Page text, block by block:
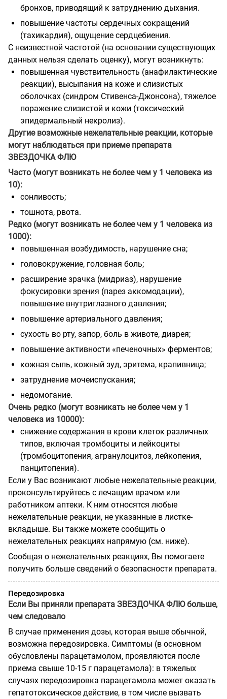
бронхов, приводящий к затруднению дыхания.
повышение частоты сердечных сокращений
(тахикардия), ощущение сердцебиения.
С неизвестной частотой (на основании существующих
данных нельзя сделать оценку), могут возникнуть:
повышенная чувствительность (анафилактические
реакции), высыпания на коже и слизистых
оболочках (синдром Стивенса-Джонсона), тяжелое
поражение слизистой и кожи (токсический
эпидермальный некролиз).
Другие возможные нежелательные реакции, которые
могут наблюдаться при приеме препарата
ЗВЕЗДОЧКА ФЛЮ
Часто (могут возникать не более чем у 1 человека из
10):
сонливость;
тошнота, рвота.
Редко (могут возникать не более чем у 1 человека из
1000):
повышенная возбудимость, нарушение сна;
головокружение, головная боль;
расширение зрачка (мидриаз), нарушение
фокусировки зрения (парез аккомодации),
повышение внутриглазного давления;
повышение артериального давления;
сухость во рту, запор, боль в животе, диарея;
повышение активности «печеночных» ферментов;
кожная сыпь, кожный зуд, эритема, крапивница;
затруднение мочеиспускания;
недомогание.
Очень редко (могут возникать не более чем у 1
человека из 10000):
снижение содержания в крови клеток различных
типов, включая тромбоциты и лейкоциты
(тромбоцитопения, агранулоцитоз, лейкопения,
панцитопения).
Если у Вас возникают любые нежелательные реакции,
проконсультируйтесь с лечащим врачом или
работником аптеки. К ним относятся любые
нежелательные реакции, не указанные в листке-
вкладыше. Вы также можете сообщить о
нежелательных реакциях напрямую (см. ниже).
Сообщая о нежелательных реакциях, Вы помогаете
получить больше сведений о безопасности препарата.
Передозировка
Если Вы приняли препарата ЗВЕЗДОЧКА ФЛЮ больше,
чем следовало
В случае применения дозы, которая выше обычной,
возможна передозировка. Симптомы (в основном
обусловлены парацетамолом, проявляются после
приема свыше 10-15 г парацетамола): в тяжелых
случаях передозировка парацетамола может оказать
гепатотоксическое действие, в том числе вызвать